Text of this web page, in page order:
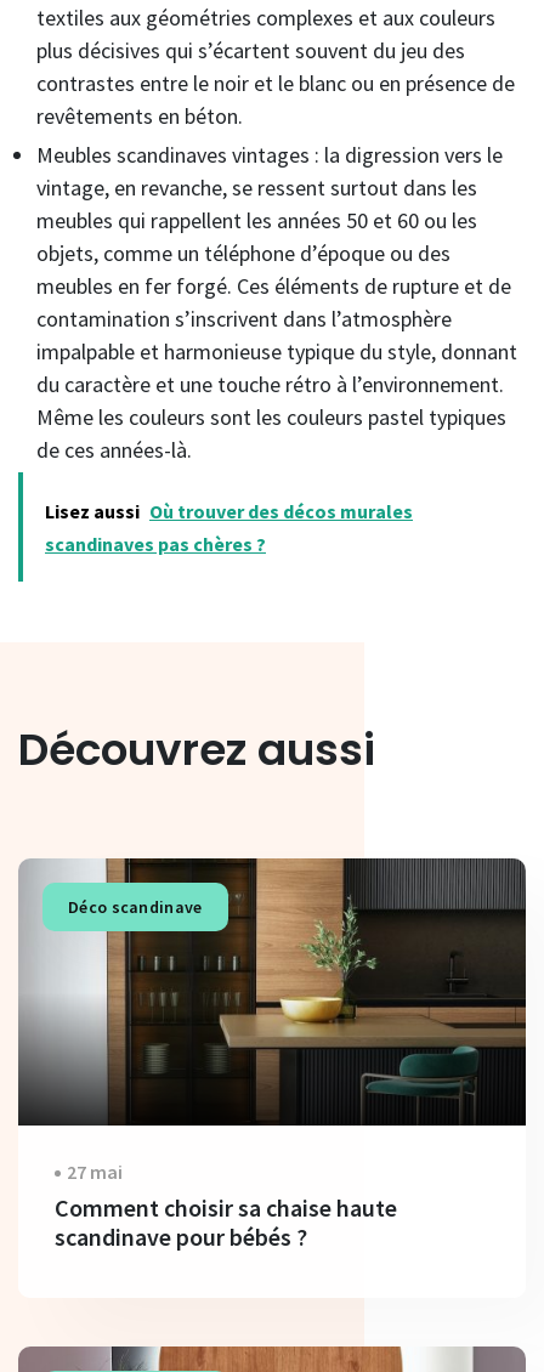
textiles aux géométries complexes et aux couleurs
plus décisives qui s’écartent souvent du jeu des
contrastes entre le noir et le blanc ou en présence de
revêtements en béton.
Meubles scandinaves vintages : la digression vers le
vintage, en revanche, se ressent surtout dans les
meubles qui rappellent les années 50 et 60 ou les
objets, comme un téléphone d’époque ou des
meubles en fer forgé. Ces éléments de rupture et de
contamination s’inscrivent dans l’atmosphère
impalpable et harmonieuse typique du style, donnant
du caractère et une touche rétro à l’environnement.
Même les couleurs sont les couleurs pastel typiques
de ces années-là.
Lisez aussi Où trouver des décos murales
scandinaves pas chères ?
Découvrez aussi
Déco scandinave
27 mai
Comment choisir sa chaise haute
scandinave pour bébés ?